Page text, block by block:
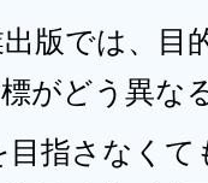
版では、目
がどう異な
指さなくて